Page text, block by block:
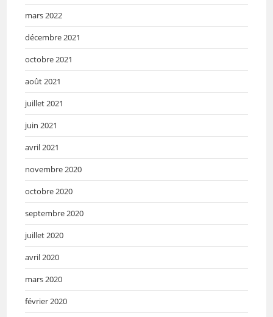
mars 2022
décembre 2021
octobre 2021
août 2021
juillet 2021
juin 2021
avril 2021
novembre 2020
octobre 2020
septembre 2020
juillet 2020
avril 2020
mars 2020
février 2020